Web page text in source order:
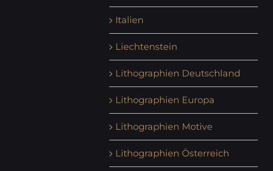
Italien
Liechtenstein
Lithographien Deutschland
Lithographien Europa
Lithographien Motive
Lithographien Österreich